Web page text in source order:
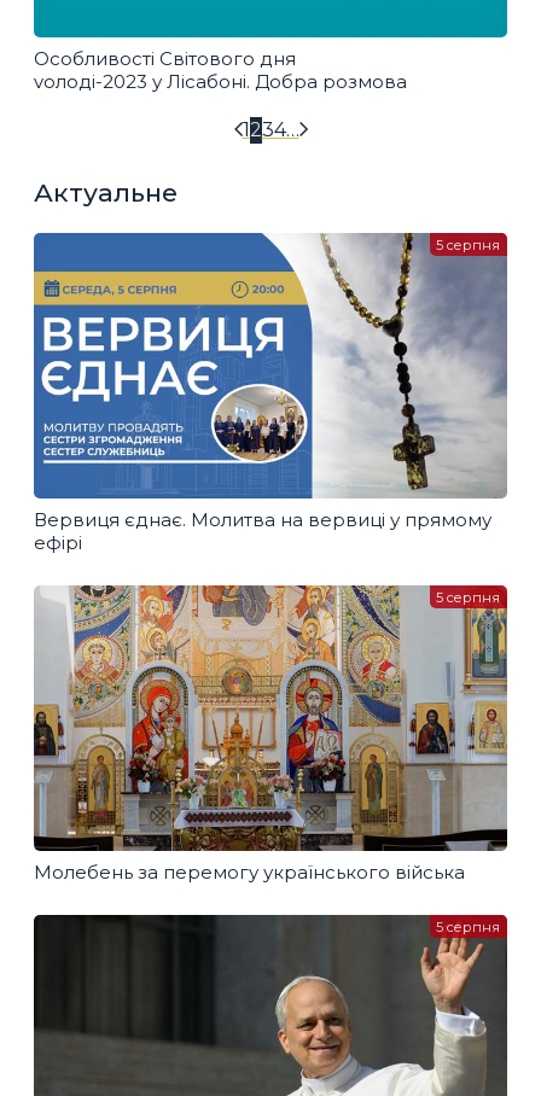
Особливості Світового дня
vолоді-2023 у Лісабоні. Добра розмова
1234…
Актуальне
Вервиця єднає. Молитва на вервиці у прямому
ефірі
5 серпня
Молебень за перемогу українського війська
5 серпня
5 серпня